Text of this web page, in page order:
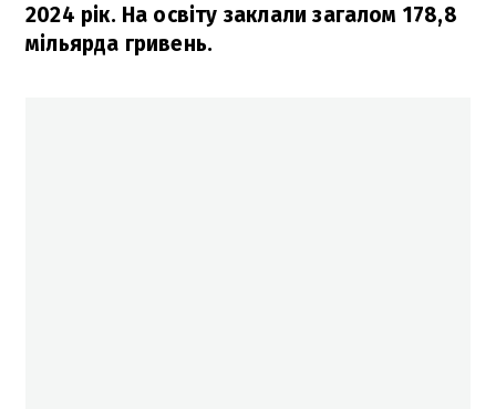
2024 рік. На освіту заклали загалом 178,8
мільярда гривень.